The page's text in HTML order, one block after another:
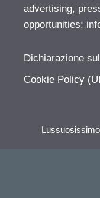
advertising,
opportunities:
Dichiarazione
Cookie Policy